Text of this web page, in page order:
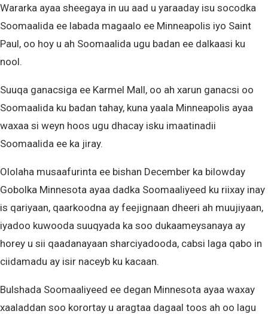
Wararka ayaa sheegaya in uu aad u yaraaday isu socodka
Soomaalida ee labada magaalo ee Minneapolis iyo Saint
Paul, oo hoy u ah Soomaalida ugu badan ee dalkaasi ku
nool.
Suuqa ganacsiga ee Karmel Mall, oo ah xarun ganacsi oo
Soomaalida ku badan tahay, kuna yaala Minneapolis ayaa
waxaa si weyn hoos ugu dhacay isku imaatinadii
Soomaalida ee ka jiray.
Ololaha musaafurinta ee bishan December ka bilowday
Gobolka Minnesota ayaa dadka Soomaaliyeed ku riixay inay
is qariyaan, qaarkoodna ay feejignaan dheeri ah muujiyaan,
iyadoo kuwooda suuqyada ka soo dukaameysanaya ay
horey u sii qaadanayaan sharciyadooda, cabsi laga qabo in
ciidamadu ay isir naceyb ku kacaan.
Bulshada Soomaaliyeed ee degan Minnesota ayaa waxay
xaaladdan soo korortay u aragtaa dagaal toos ah oo lagu